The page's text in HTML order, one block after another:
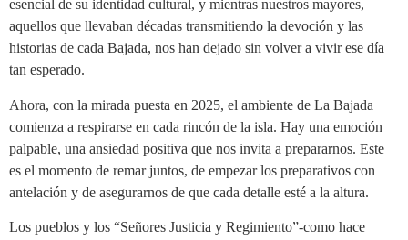
esencial de su identidad cultural, y mientras nuestros mayores,
aquellos que llevaban décadas transmitiendo la devoción y las
historias de cada Bajada, nos han dejado sin volver a vivir ese día
tan esperado.
Ahora, con la mirada puesta en 2025, el ambiente de La Bajada
comienza a respirarse en cada rincón de la isla. Hay una emoción
palpable, una ansiedad positiva que nos invita a prepararnos. Este
es el momento de remar juntos, de empezar los preparativos con
antelación y de asegurarnos de que cada detalle esté a la altura.
Los pueblos y los “Señores Justicia y Regimiento”-como hace